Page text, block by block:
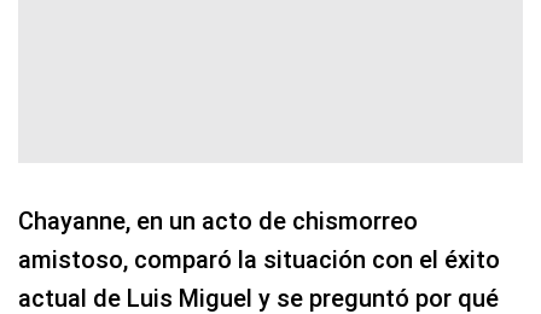
Chayanne, en un acto de chismorreo
amistoso, comparó la situación con el éxito
actual de Luis Miguel y se preguntó por qué